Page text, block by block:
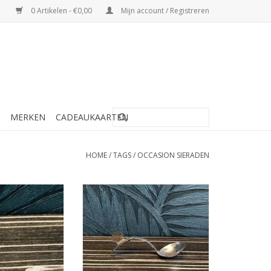
0 Artikelen - €0,00 Mijn account / Registreren
MERKEN CADEAUKAARTEN
HOME/TAGS/ OCCASION SIERADEN
Occasions
suikerschep
WINKELWAGEN
Occasions by Marleen Occasions
by Marleen - Zilveren roomlepel
biedermeyer
TOEVOEGEN AAN WINKELWAGEN